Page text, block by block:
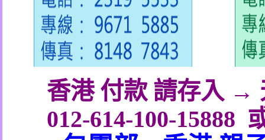
香港 付款 請存入 →
012-614-100-15888